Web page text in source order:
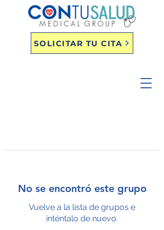
SOLICITAR TU CITA
No se encontró este grupo
Vuelve a la lista de grupos e
inténtalo de nuevo.